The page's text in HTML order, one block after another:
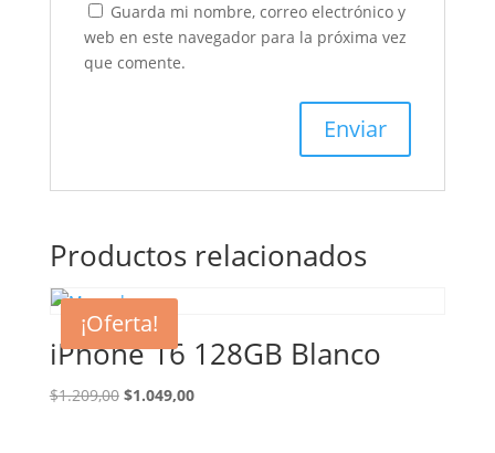
Guarda mi nombre, correo electrónico y
web en este navegador para la próxima vez
que comente.
Productos relacionados
¡Oferta!
iPhone 16 128GB Blanco
$1.209,00 El
$1.049,00El